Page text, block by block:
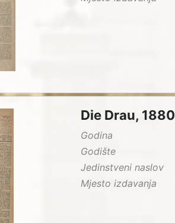
Die Drau, 1880
Godina
Godište
Jedinstveni naslov
Mjesto izdavanja